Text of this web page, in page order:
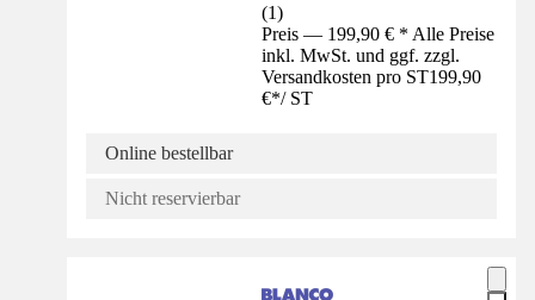
(1)
Preis — 199,90 € * Alle Preise
inkl. MwSt. und ggf. zzgl.
Versandkosten pro ST199,90
€*/ ST
Online bestellbar
Nicht reservierbar